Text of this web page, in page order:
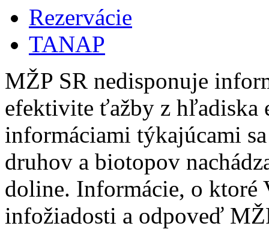
Rezervácie
TANAP
MŽP SR nedisponuje
efektivite ťažby z hľadiska
informáciami týkajúcami
druhov a biotopov
doline. Informácie, o
infožiadosti a odpoveď